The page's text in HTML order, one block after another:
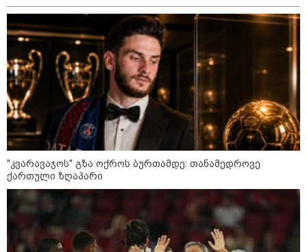
1-დღიანი ტურები თბილისიდან:
სად წავიდეთ დილით და
დავბრუნდეთ საღამოს?
მსოფლიო
"კვარავაჯოს" გზა ოქროს ბურთამდე: თანამედროვე
ქართული ზღაპარი